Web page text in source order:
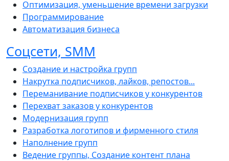
Оптимизация, уменьшение времени загрузки
Программирование
Автоматизация бизнеса
Соцсети, SMM
Создание и настройка групп
Накрутка подписчиков, лайков, репостов...
Переманивание подписчиков у конкурентов
Перехват заказов у конкурентов
Модернизация групп
Разработка логотипов и фирменного стиля
Наполнение групп
Ведение группы, Создание контент плана